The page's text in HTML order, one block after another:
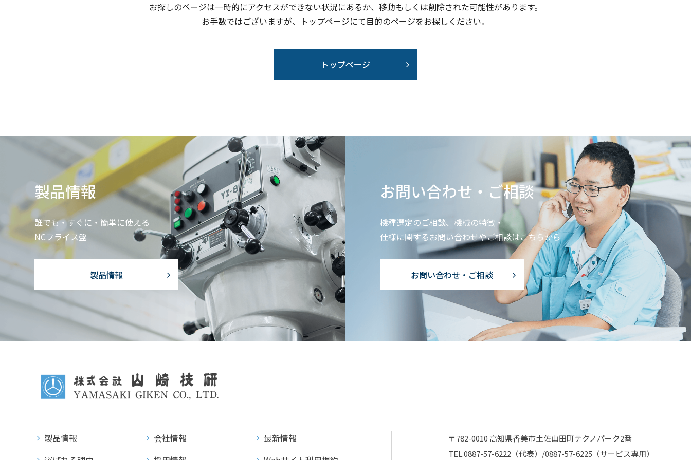
お探しのページは一時的にアクセスができない状況にあるか、移動もしくは削除された可能性があります。
お手数ではございますが、トップページにて目的のページをお探しください。
トップページ
製品情報
誰でも・すぐに・簡単に使える
NCフライス盤
製品情報
お問い合わせ・ご相談
機種選定のご相談、機械の特徴・
仕様に関するお問い合わせやご相談はこちらから
お問い合わせ・ご相談
製品情報
会社情報
最新情報
〒782-0010 高知県香美市土佐山田町テクノパーク2番
TEL.0887-57-6222 （代表）/0887-57-6225 （サービス専用）